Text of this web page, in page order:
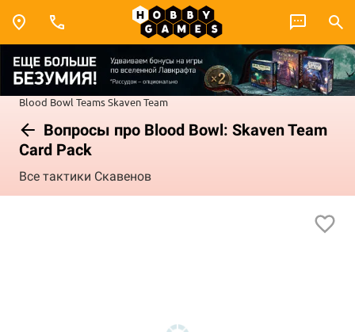
Blood Bowl TeamsSkaven Team
Вопросы про Blood Bowl: Skaven Team
Card Pack
Все тактики Скавенов